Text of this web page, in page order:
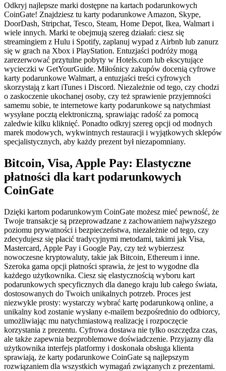
Odkryj najlepsze marki dostępne na kartach podarunkowych
CoinGate! Znajdziesz tu karty podarunkowe Amazon, Skype,
DoorDash, Stripchat, Tesco, Steam, Home Depot, Ikea, Walmart i
wiele innych. Marki te obejmują szereg działań: ciesz się
streamingiem z Hulu i Spotify, zaplanuj wypad z Airbnb lub zanurz
się w grach na Xbox i PlayStation. Entuzjaści podróży mogą
zarezerwować przytulne pobyty w Hotels.com lub ekscytujące
wycieczki w GetYourGuide. Miłośnicy zakupów docenią cyfrowe
karty podarunkowe Walmart, a entuzjaści treści cyfrowych
skorzystają z kart iTunes i Discord. Niezależnie od tego, czy chodzi
o zaskoczenie ukochanej osoby, czy też sprawienie przyjemności
samemu sobie, te internetowe karty podarunkowe są natychmiast
wysyłane pocztą elektroniczną, sprawiając radość za pomocą
zaledwie kilku kliknięć. Ponadto odkryj szereg opcji od modnych
marek modowych, wykwintnych restauracji i wyjątkowych sklepów
specjalistycznych, aby każdy prezent był niezapomniany.
Bitcoin, Visa, Apple Pay: Elastyczne
płatności dla kart podarunkowych
CoinGate
Dzięki kartom podarunkowym CoinGate możesz mieć pewność, że
Twoje transakcje są przeprowadzane z zachowaniem najwyższego
poziomu prywatności i bezpieczeństwa, niezależnie od tego, czy
zdecydujesz się płacić tradycyjnymi metodami, takimi jak Visa,
Mastercard, Apple Pay i Google Pay, czy też wybierzesz
nowoczesne kryptowaluty, takie jak Bitcoin, Ethereum i inne.
Szeroka gama opcji płatności sprawia, że jest to wygodne dla
każdego użytkownika. Ciesz się elastycznością wyboru kart
podarunkowych specyficznych dla danego kraju lub całego świata,
dostosowanych do Twoich unikalnych potrzeb. Proces jest
niezwykle prosty: wystarczy wybrać kartę podarunkową online, a
unikalny kod zostanie wysłany e-mailem bezpośrednio do odbiorcy,
umożliwiając mu natychmiastową realizację i rozpoczęcie
korzystania z prezentu. Cyfrowa dostawa nie tylko oszczędza czas,
ale także zapewnia bezproblemowe doświadczenie. Przyjazny dla
użytkownika interfejs platformy i doskonała obsługa klienta
sprawiają, że karty podarunkowe CoinGate są najlepszym
rozwiązaniem dla wszystkich wymagań związanych z prezentami.